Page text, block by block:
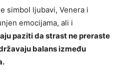
simbol ljubavi, Venera i
emocijama, ali i
paziti da strast ne preraste
balans između